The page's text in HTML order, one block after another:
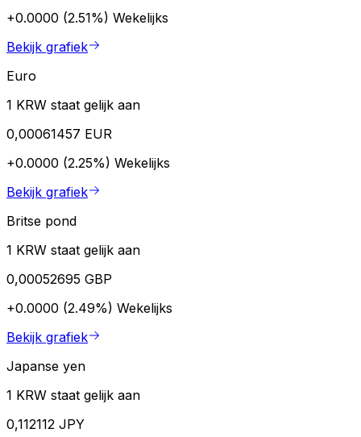
+0.0000 (2.51%) Wekelijks
Bekijk grafiek
Euro
1 KRW staat gelijk aan
0,00061457 EUR
+0.0000 (2.25%) Wekelijks
Bekijk grafiek
Britse pond
1 KRW staat gelijk aan
0,00052695 GBP
+0.0000 (2.49%) Wekelijks
Bekijk grafiek
Japanse yen
1 KRW staat gelijk aan
0,112112 JPY